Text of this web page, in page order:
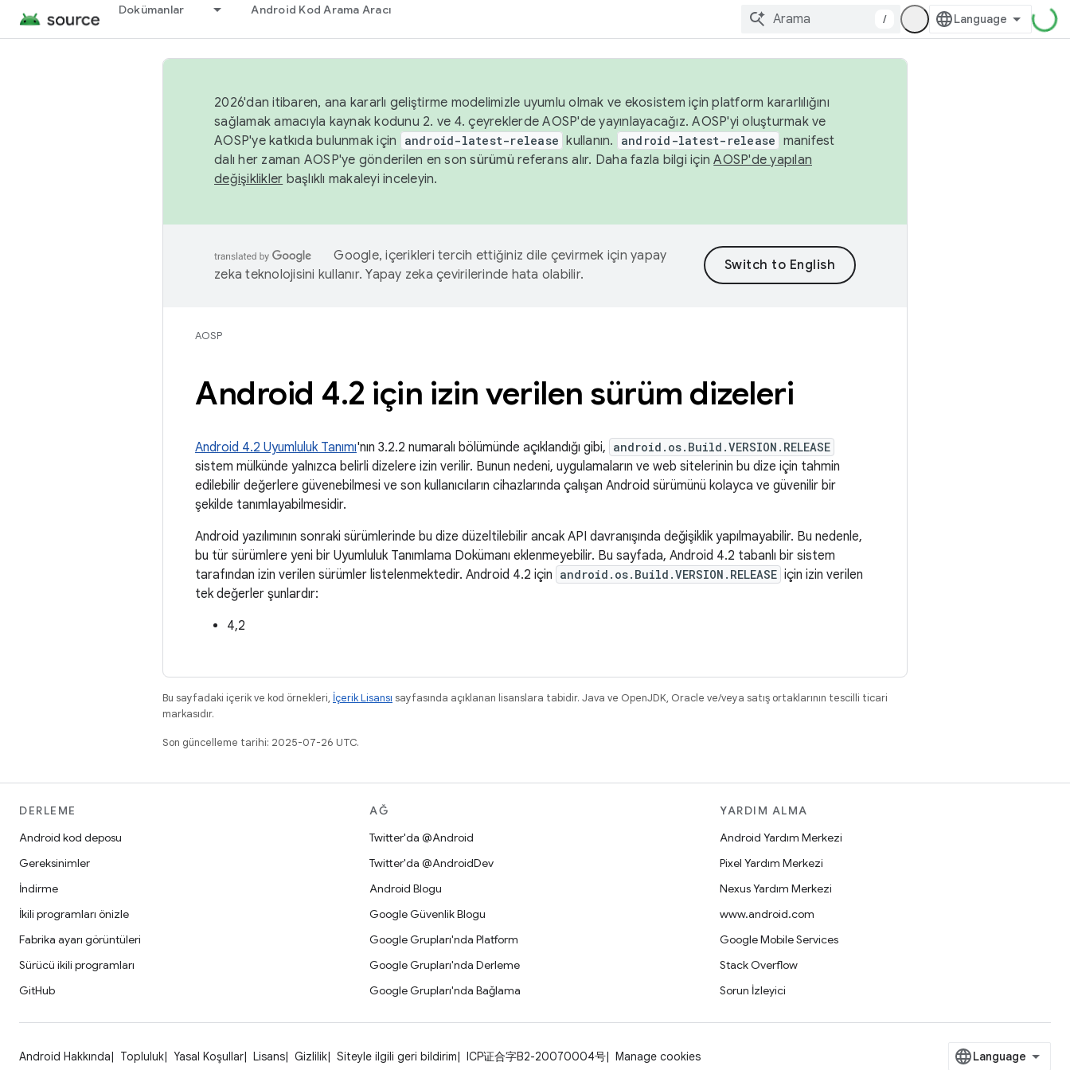
Dokümanlar Android Kod Arama Aracı
/
2026'dan itibaren, ana kararlı geliştirme modelimizle uyumlu olmak ve ekosistem için platform kararlılığını
sağlamak amacıyla kaynak kodunu 2. ve 4. çeyreklerde AOSP'de yayınlayacağız. AOSP'yi oluşturmak ve
AOSP'ye katkıda bulunmak için
android-latest-release kullanın. android-latest-release manifest
dalı her zaman AOSP'ye gönderilen en son sürümü referans alır. Daha fazla bilgi içinAOSP'de yapılan
değişiklikler başlıklı makaleyi inceleyin.
Google, içerikleri tercih ettiğiniz dile çevirmek için yapay
zeka teknolojisini kullanır. Yapay zeka çevirilerinde hata olabilir.
AOSP
Android 4.2 için izin verilen sürüm dizeleri
Android 4.2 Uyumluluk Tanımı'nın 3.2.2 numaralı bölümünde açıklandığı gibi, android.os.Build.VERSION.RELEASE
sistem mülkünde yalnızca belirli dizelere izin verilir. Bunun nedeni, uygulamaların ve web sitelerinin bu dize için tahmin
edilebilir değerlere güvenebilmesi ve son kullanıcıların cihazlarında çalışan Android sürümünü kolayca ve güvenilir bir
şekilde tanımlayabilmesidir.
Android yazılımının sonraki sürümlerinde bu dize düzeltilebilir ancak API davranışında değişiklik yapılmayabilir. Bu nedenle,
bu tür sürümlere yeni bir Uyumluluk Tanımlama Dokümanı eklenmeyebilir. Bu sayfada, Android 4.2 tabanlı bir sistem
tarafından izin verilen sürümler listelenmektedir. Android 4.2 için android.os.Build.VERSION.RELEASE için izin verilen
tek değerler şunlardır:
4,2
Bu sayfadaki içerik ve kod örnekleri, İçerik Lisansı sayfasında açıklanan lisanslara tabidir. Java ve OpenJDK, Oracle ve/veya satış ortaklarının tescilli ticari
markasıdır.
Son güncelleme tarihi: 2025-07-26 UTC.
DERLEME
Android kod deposu
Gereksinimler
İndirme
İkili programları önizle
Fabrika ayarı görüntüleri
Sürücü ikili programları
GitHub
AĞ
Twitter'da @Android
Twitter'da @AndroidDev
Android Blogu
Google Güvenlik Blogu
Google Grupları'nda Platform
Google Grupları'nda Derleme
Google Grupları'nda Bağlama
YARDIM ALMA
Android Yardım Merkezi
Pixel Yardım Merkezi
Nexus Yardım Merkezi
www.android.com
Google Mobile Services
Stack Overflow
Sorun İzleyici
Android Hakkında Topluluk Yasal Koşullar Lisans Gizlilik Siteyle ilgili geri bildirim ICP证合字B2-20070004号 Manage cookies